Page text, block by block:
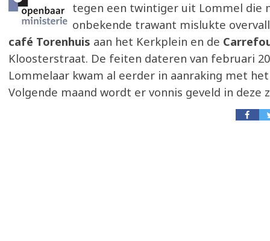
tegen een twintiger uit Lommel die
onbekende trawant mislukte
café Torenhuis aan het Kerkplein en de
Kloosterstraat. De feiten dateren van februari
Lommelaar kwam al eerder in aanraking met
Volgende maand wordt er vonnis geveld in deze